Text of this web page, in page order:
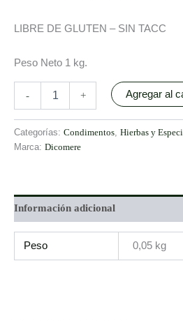
LIBRE DE GLUTEN – SIN TACC
Peso Neto 1 kg.
- + Agregar al
Categorías: Condimentos Hierbas y
Marca: Dicomere
Información adicional
Peso 0,05 kg